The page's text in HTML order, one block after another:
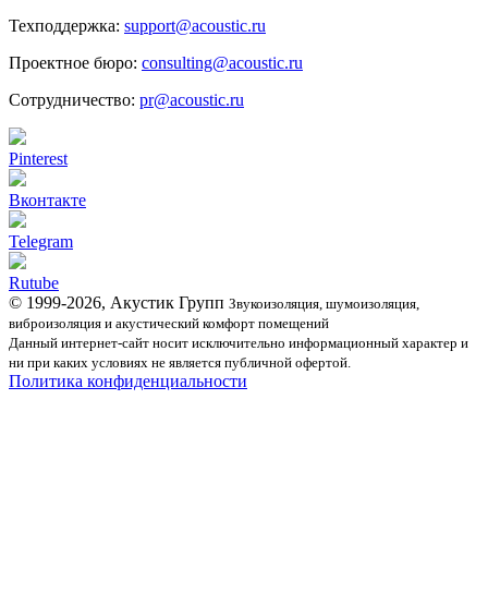
Техподдержка: support@acoustic.ru
Проектное бюро: consulting@acoustic.ru
Сотрудничество: pr@acoustic.ru
Pinterest
Вконтакте
Telegram
Rutube
© 1999-2026, Акустик Групп Звукоизоляция, шумоизоляция,
виброизоляция и акустический комфорт помещений
Данный интернет-сайт носит исключительно информационный характер и
ни при каких условиях не является публичной офертой.
Политика конфиденциальности